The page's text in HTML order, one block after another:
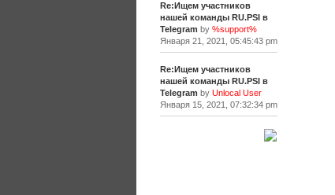
Re:Ищем участников
нашей команды RU.PSI в
Telegram by %support%
Января 21, 2021, 05:45:43 pm
Re:Ищем участников
нашей команды RU.PSI в
Telegram by Unlocal User
Января 15, 2021, 07:32:34 pm